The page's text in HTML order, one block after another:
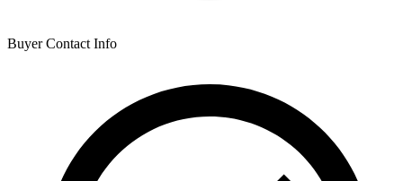
Buyer Contact Info